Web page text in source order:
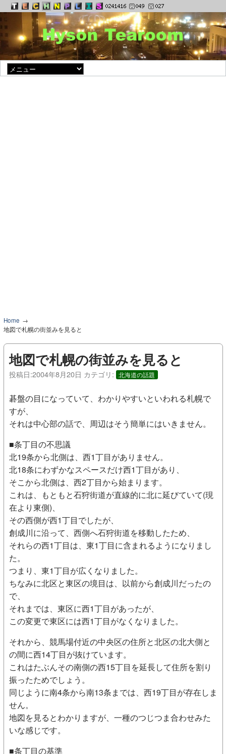
Home
地図で札幌の街並みを見ると
地図で札幌の街並みを見ると
投稿日:2004年8月20日 カテゴリ: 北海道の話題
碁盤の目になっていて、わかりやすいといわれる札幌で
すが、
それは中心部の話で、周辺はそう簡単にはいきません。
■条丁目の不思議
北19条から北側は、西1丁目がありません。
北18条にわずかなスペースだけ西1丁目があり、
そこから北側は、西2丁目から始まります。
これは、もともと石狩街道が直線的に北に延びていて(現
在より東側)、
その西側が西1丁目でしたが、
創成川に沿って、西側へ石狩街道を移動したため、
それらの西1丁目は、東1丁目に含まれるようになりまし
た。
つまり、東1丁目が広くなりました。
ちなみに北区と東区の境目は、以前から創成川だったの
で、
それまでは、東区に西1丁目があったが、
この変更で東区には西1丁目がなくなりました。
それから、競馬場付近の中央区の住所と北区の北大側と
の間に西14丁目が抜けています。
これはたぶんその南側の西15丁目を延長して住所を割り
振ったためでしょう。
同じように南4条から南13条までは、西19丁目が存在しま
せん。
地図を見るとわかりますが、一種のつじつま合わせみた
いな感じです。
■条丁目の基準